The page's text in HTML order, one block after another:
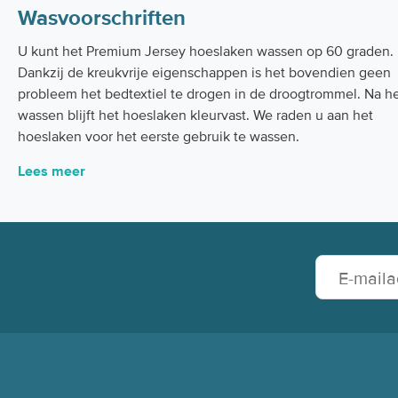
Wasvoorschriften
U kunt het Premium Jersey hoeslaken wassen op 60 graden.
Dankzij de kreukvrije eigenschappen is het bovendien geen
probleem het bedtextiel te drogen in de droogtrommel. Na
wassen blijft het hoeslaken kleurvast. We raden u aan het
hoeslaken voor het eerste gebruik te wassen.
Lees meer